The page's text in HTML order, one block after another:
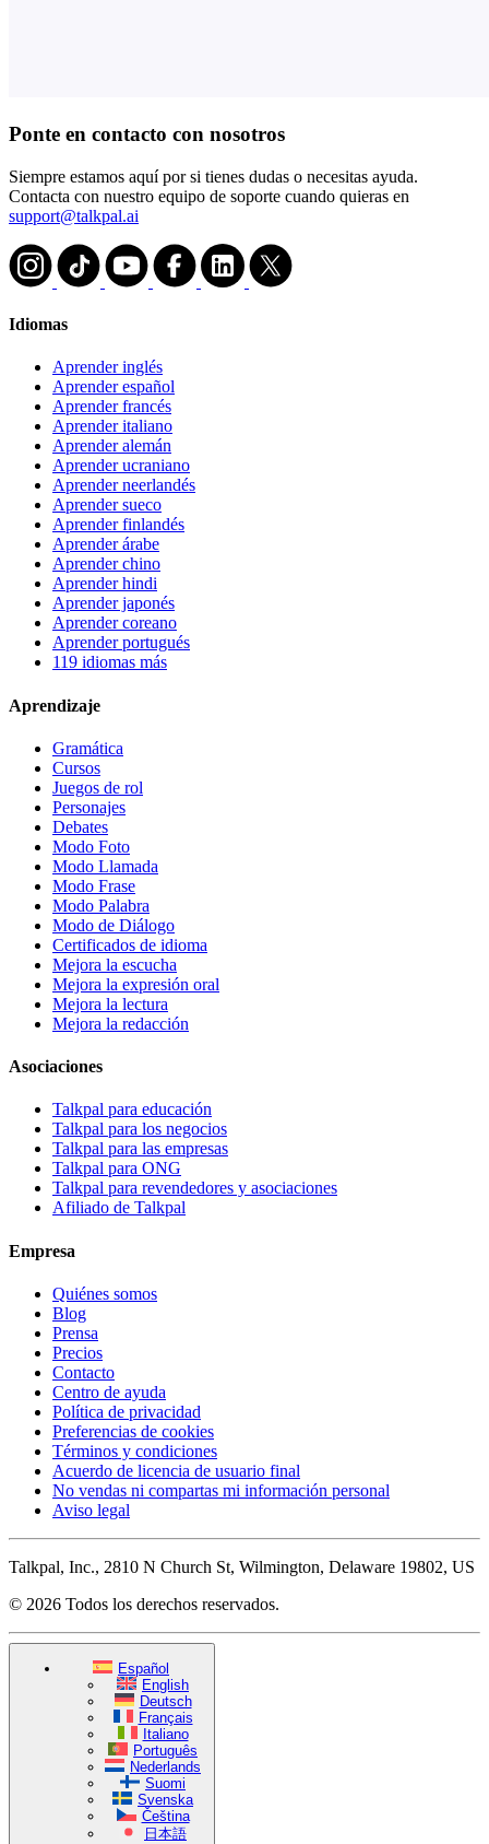
Ponte en contacto con nosotros
Siempre estamos aquí por si tienes dudas o necesitas ayuda.
Contacta con nuestro equipo de soporte cuando quieras en
support@talkpal.ai
Idiomas
Aprender inglés
Aprender español
Aprender francés
Aprender italiano
Aprender alemán
Aprender ucraniano
Aprender neerlandés
Aprender sueco
Aprender finlandés
Aprender árabe
Aprender chino
Aprender hindi
Aprender japonés
Aprender coreano
Aprender portugués
119 idiomas más
Aprendizaje
Gramática
Cursos
Juegos de rol
Personajes
Debates
Modo Foto
Modo Llamada
Modo Frase
Modo Palabra
Modo de Diálogo
Certificados de idioma
Mejora la escucha
Mejora la expresión oral
Mejora la lectura
Mejora la redacción
Asociaciones
Talkpal para educación
Talkpal para los negocios
Talkpal para las empresas
Talkpal para ONG
Talkpal para revendedores y asociaciones
Afiliado de Talkpal
Empresa
Quiénes somos
Blog
Prensa
Precios
Contacto
Centro de ayuda
Política de privacidad
Preferencias de cookies
Términos y condiciones
Acuerdo de licencia de usuario final
No vendas ni compartas mi información personal
Aviso legal
Talkpal, Inc., 2810 N Church St, Wilmington, Delaware 19802, US
© 2026 Todos los derechos reservados.
Español
English
Deutsch
Français
Italiano
Português
Nederlands
Suomi
Svenska
Čeština
日本語